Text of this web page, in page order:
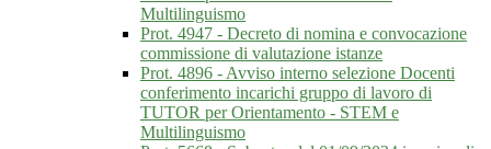
Multilinguismo
Prot. 4947 - Decreto di nomina e convocazione
commissione di valutazione istanze
Prot. 4896 - Avviso interno selezione Docenti
conferimento incarichi gruppo di lavoro di
TUTOR per Orientamento - STEM e
Multilinguismo